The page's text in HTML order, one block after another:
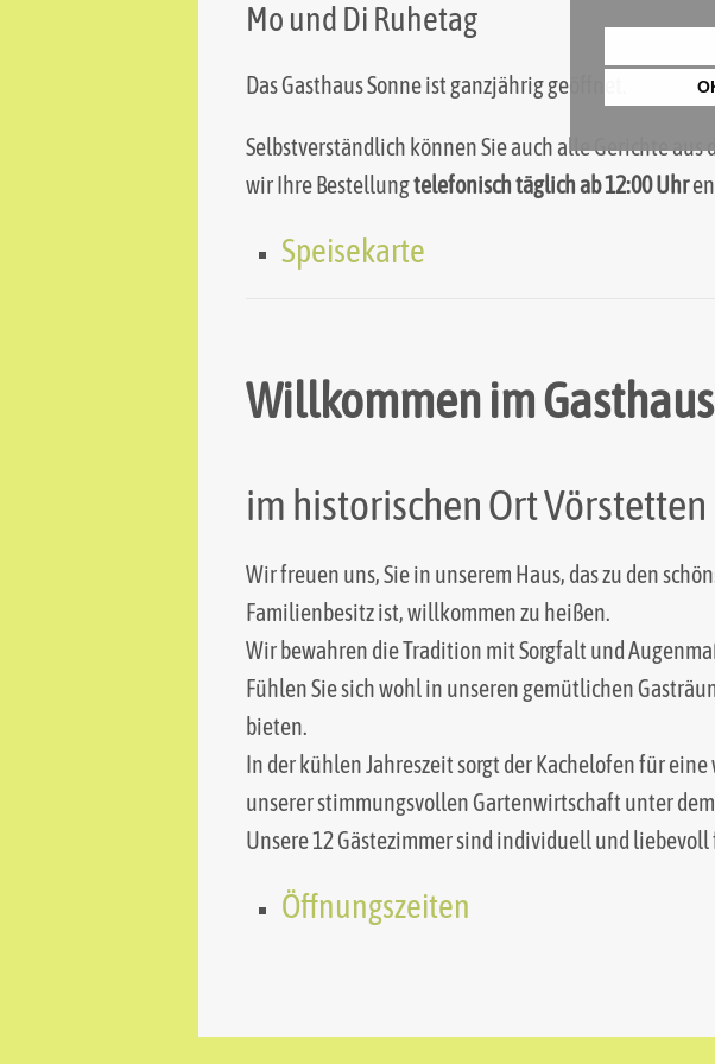
Mo und Di Ruhetag
Das Gasthaus Sonne ist ganzjährig geöffnet.
Selbstverständlich können Sie auch alle Gerichte
wir Ihre Bestellungtelefonisch täglich ab 12:00 Uhr
Speisekarte
Willkommen im
im historischen Ort Vörstetten
Wir freuen uns, Sie in unserem Haus, das zu den
Familienbesitz ist, willkommen zu heißen.
Wir bewahren die Tradition mit Sorgfalt und
Fühlen Sie sich wohl in unseren gemütlichen
bieten.
In der kühlen Jahreszeit sorgt der Kachelofen für
unserer stimmungsvollen Gartenwirtschaft unter
Unsere 12 Gästezimmer sind individuell und
Öffnungszeiten